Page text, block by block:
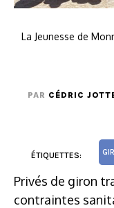
La Jeunesse de
PAR CÉDRIC
ÉTIQUETTES:
Privés de giron
contraintes